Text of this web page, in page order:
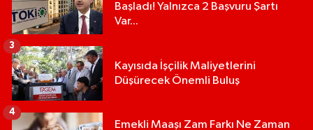
Başladı! Yalnızca 2 Başvuru Şartı
Var...
Kayısıda İşçilik Maliyetlerini
Düşürecek Önemli Buluş
3
Emekli Maaşı Zam Farkı Ne Zaman
4